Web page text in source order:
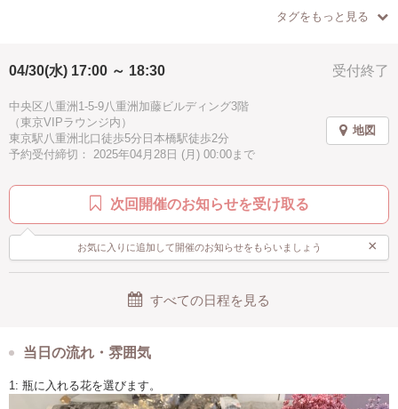
プレゼント
ハッピー 1時間 春
夏休み 子供歓迎 親子で参加
シニア歓迎 ピンク グリーン
徒歩5分以内 汚れない 手ぶらOK
タグをもっと見る
受付終了
04/30(水) 17:00 ～ 18:30
中央区八重洲1-5-9八重洲加藤ビルディング3階
（東京VIPラウンジ内）
東京駅八重洲北口徒歩5分日本橋駅徒歩2分
予約受付締切： 2025年04月28日 (月) 00:00まで
地図
次回開催のお知らせを受け取る
お気に入りに追加して開催のお知らせをもらいましょう ×
すべての日程を見る
当日の流れ・雰囲気
1: 瓶に入れる花を選びます。